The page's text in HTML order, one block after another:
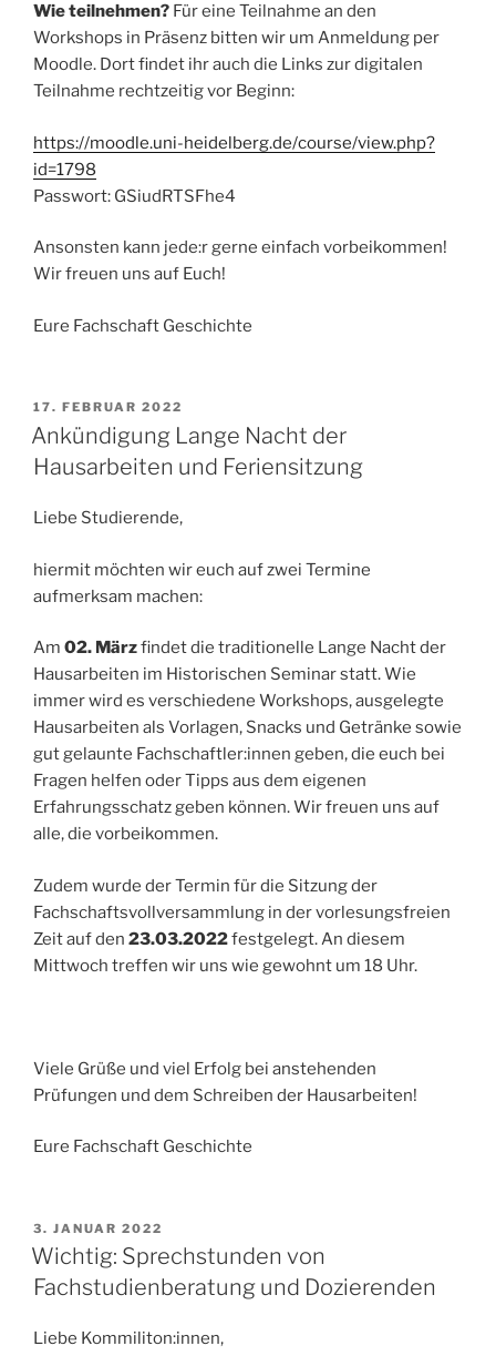
Wie teilnehmen? Für eine Teilnahme an den
Workshops in Präsenz bitten wir um Anmeldung per
Moodle. Dort findet ihr auch die Links zur digitalen
Teilnahme rechtzeitig vor Beginn:
https://moodle.uni-heidelberg.de/course/view.php?
id=1798
Passwort: GSiudRTSFhe4
Ansonsten kann jede:r gerne einfach vorbeikommen!
Wir freuen uns auf Euch!
Eure Fachschaft Geschichte
VERÖFFENTLICHT
AM
17. FEBRUAR 2022
Ankündigung Lange Nacht der
Hausarbeiten und Feriensitzung
Liebe Studierende,
hiermit möchten wir euch auf zwei Termine
aufmerksam machen:
Am 02. Märzfindet die traditionelle Lange Nacht der
Hausarbeiten im Historischen Seminar statt. Wie
immer wird es verschiedene Workshops, ausgelegte
Hausarbeiten als Vorlagen, Snacks und Getränke sowie
gut gelaunte Fachschaftler:innen geben, die euch bei
Fragen helfen oder Tipps aus dem eigenen
Erfahrungsschatz geben können. Wir freuen uns auf
alle, die vorbeikommen.
Zudem wurde der Termin für die Sitzung der
Fachschaftsvollversammlung in der vorlesungsfreien
Zeit auf den 23.03.2022festgelegt. An diesem
Mittwoch treffen wir uns wie gewohnt um 18 Uhr.
Viele Grüße und viel Erfolg bei anstehenden
Prüfungen und dem Schreiben der Hausarbeiten!
Eure Fachschaft Geschichte
VERÖFFENTLICHT
AM
3. JANUAR 2022
Wichtig: Sprechstunden von
Fachstudienberatung und Dozierenden
Liebe Kommiliton:innen,